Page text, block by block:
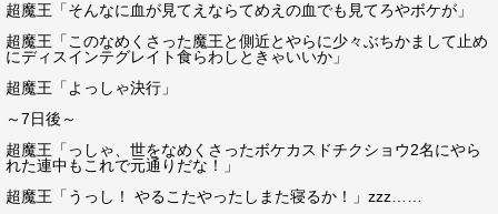
超魔王「そんなに血が見てえならてめえの血でも見てろやボケが」
超魔王「このなめくさった魔王と側近とやらに少々ぶちかまして止め
にディスインテグレイト食らわしときゃいいか」
超魔王「よっしゃ決行」
～7日後～
超魔王「っしゃ、世をなめくさったボケカスドチクショウ2名にやら
れた連中もこれで元通りだな！」
超魔王「うっし！ やるこたやったしまた寝るか！」zzz……